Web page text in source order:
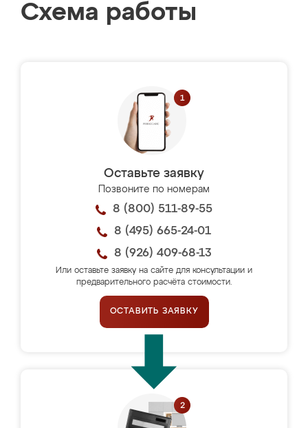
Схема работы
Оставьте заявку
Позвоните по номерам
8 (800) 511-89-55
8 (495) 665-24-01
8 (926) 409-68-13
Или оставьте заявку на сайте для консультации и
предварительного расчёта стоимости.
ОСТАВИТЬ ЗАЯВКУ